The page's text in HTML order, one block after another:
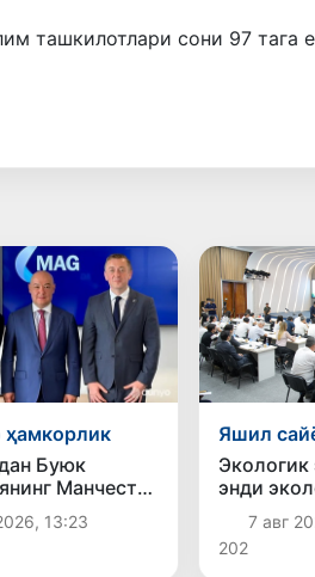
ташкилотлари сони 97 тага
ҳамкорлик
Буюк
Манчестер
тўғри
йўлга
кўриб
13:23
Яшил
Экологик
энди
айланади
7 авг
202